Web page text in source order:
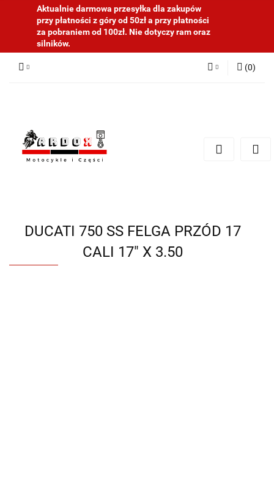
Aktualnie darmowa przesyłka dla zakupów
przy płatności z góry od 50zł a przy płatności
za pobraniem od 100zł. Nie dotyczy ram oraz
silników.
(0)
DUCATI 750 SS FELGA PRZÓD 17
CALI 17" X 3.50